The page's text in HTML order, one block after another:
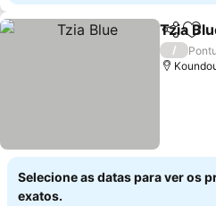
Partilhar
Tzia
/
Selecione as datas para ver os
exatos.